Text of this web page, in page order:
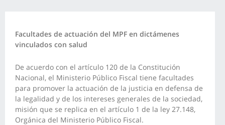
Facultades de actuación del MPF en dictámenes
vinculados con salud
De acuerdo con el artículo 120 de la Constitución
Nacional, el Ministerio Público Fiscal tiene facultades
para promover la actuación de la justicia en defensa de
la legalidad y de los intereses generales de la sociedad,
misión que se replica en el artículo 1 de la ley 27.148,
Orgánica del Ministerio Público Fiscal.